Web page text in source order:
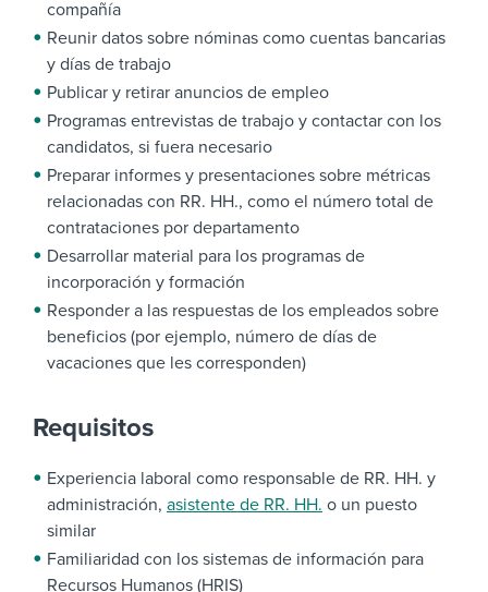
compañía
Reunir datos sobre nóminas como cuentas bancarias
y días de trabajo
Publicar y retirar anuncios de empleo
Programas entrevistas de trabajo y contactar con los
candidatos, si fuera necesario
Preparar informes y presentaciones sobre métricas
relacionadas con RR. HH., como el número total de
contrataciones por departamento
Desarrollar material para los programas de
incorporación y formación
Responder a las respuestas de los empleados sobre
beneficios (por ejemplo, número de días de
vacaciones que les corresponden)
Requisitos
Experiencia laboral como responsable de RR. HH. y
administración, asistente de RR. HH. o un puesto
similar
Familiaridad con los sistemas de información para
Recursos Humanos (HRIS)